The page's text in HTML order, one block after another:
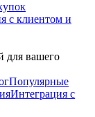
с клиентом и
для вашего
Популярные
Интеграция с